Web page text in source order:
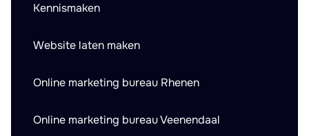
Kennismaken
Website laten maken
Online marketing bureau Rhenen
Online marketing bureau Veenendaal